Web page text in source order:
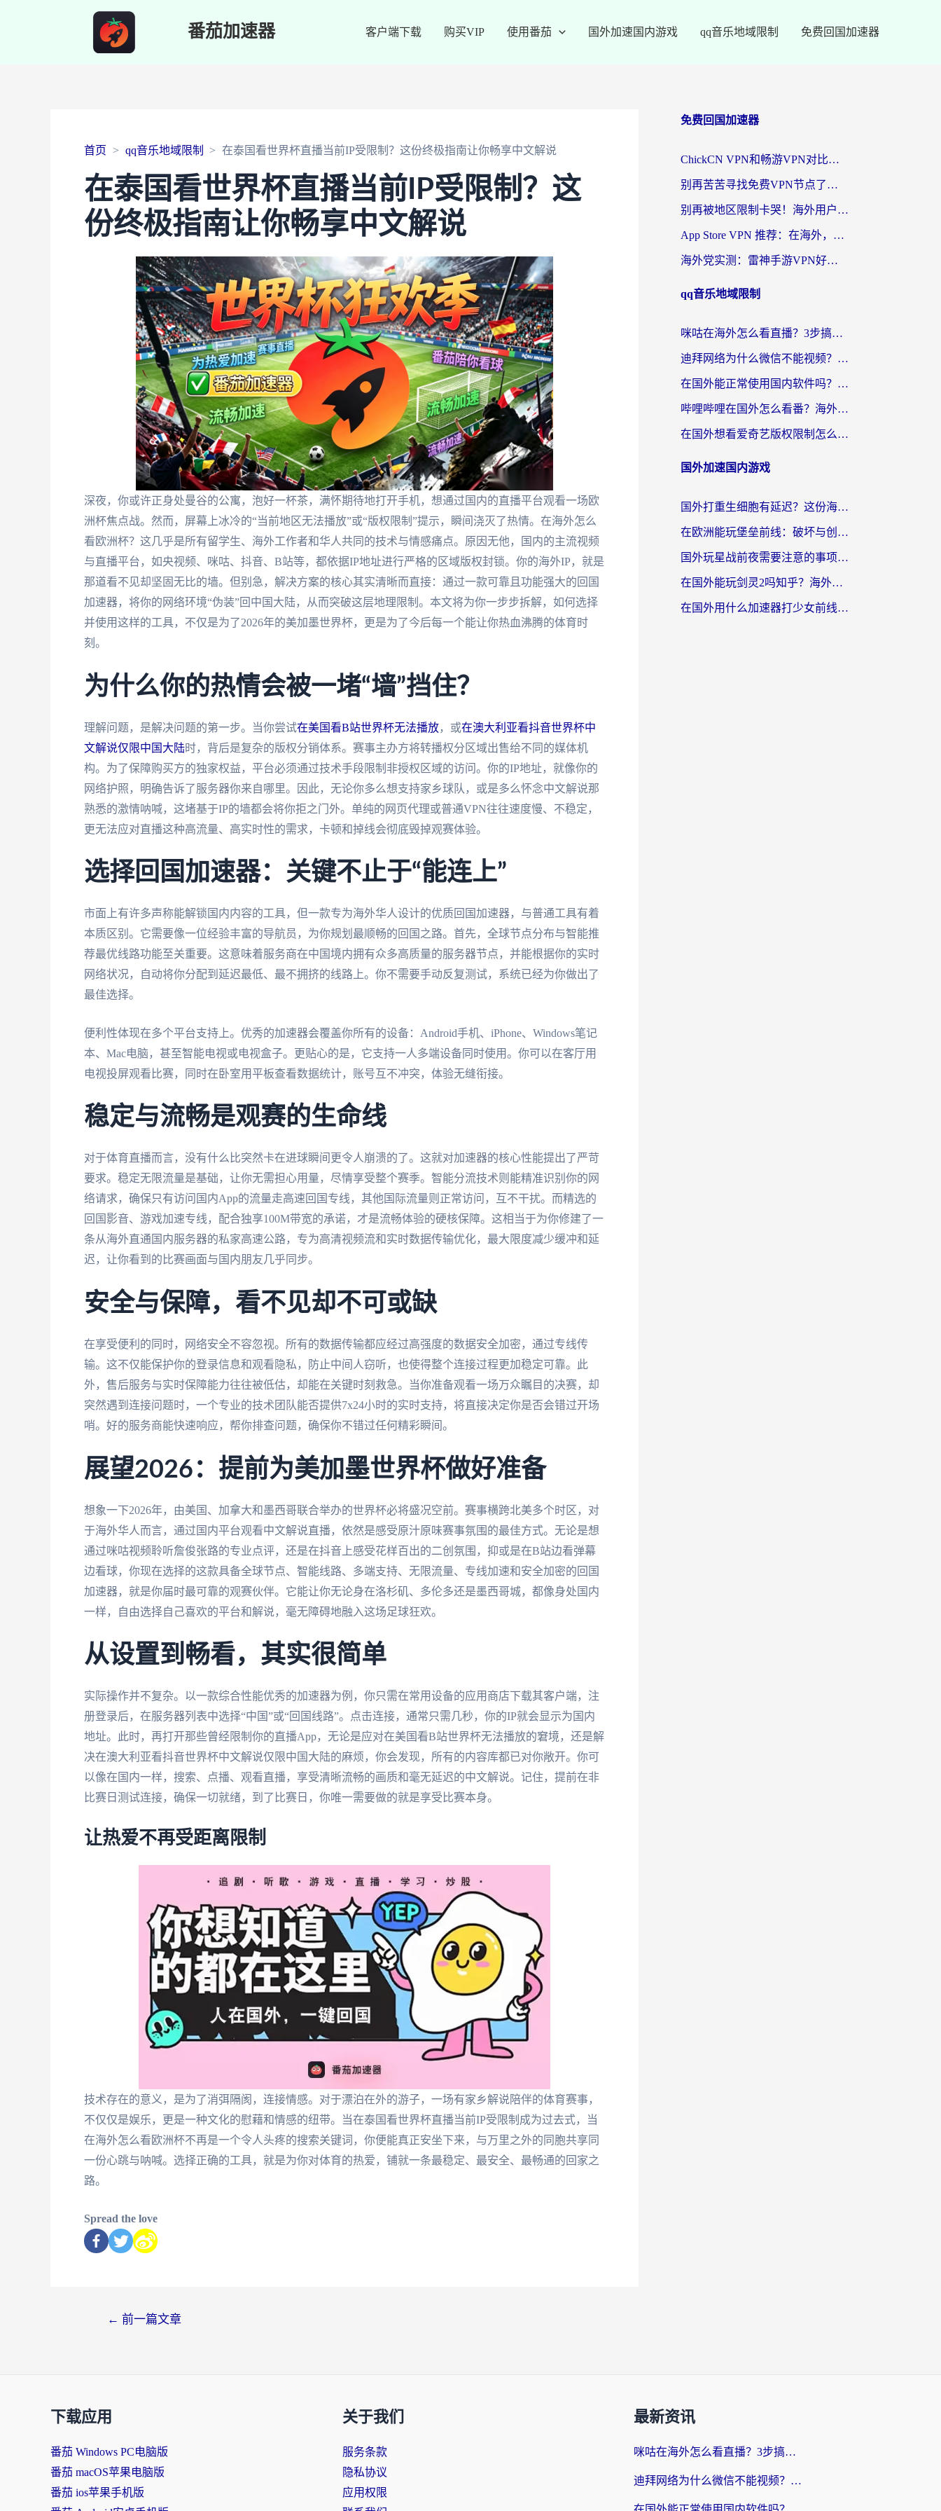
番茄加速器 客户端下载 购买VIP 使用番茄 国外加速国内游戏 qq音乐地域限制 免费回国加速器
首页 qq音乐地域限制 在泰国看世界杯直播当前IP受限制？这份终极指南让你畅享中文解说
在泰国看世界杯直播当前IP受限制？这
份终极指南让你畅享中文解说
深夜，你或许正身处曼谷的公寓，泡好一杯茶，满怀期待地打开手机，想通过国内的直播平台观看一场欧
洲杯焦点战。然而，屏幕上冰冷的“当前地区无法播放”或“版权限制”提示，瞬间浇灭了热情。在海外怎么
看欧洲杯？这几乎是所有留学生、海外工作者和华人共同的技术与情感痛点。原因无他，国内的主流视频
与直播平台，如央视频、咪咕、抖音、B站等，都依据IP地址进行严格的区域版权封锁。你的海外IP，就是
那道看不见却坚固无比的墙。但别急，解决方案的核心其实清晰而直接：通过一款可靠且功能强大的回国
加速器，将你的网络环境“伪装”回中国大陆，从而突破这层地理限制。本文将为你一步步拆解，如何选择
并使用这样的工具，不仅是为了2026年的美加墨世界杯，更是为了今后每一个能让你热血沸腾的体育时
刻。
为什么你的热情会被一堵“墙”挡住？
理解问题，是解决问题的第一步。当你尝试在美国看B站世界杯无法播放，或在澳大利亚看抖音世界杯中
文解说仅限中国大陆时，背后是复杂的版权分销体系。赛事主办方将转播权分区域出售给不同的媒体机
构。为了保障购买方的独家权益，平台必须通过技术手段限制非授权区域的访问。你的IP地址，就像你的
网络护照，明确告诉了服务器你来自哪里。因此，无论你多么想支持家乡球队，或是多么怀念中文解说那
熟悉的激情呐喊，这堵基于IP的墙都会将你拒之门外。单纯的网页代理或普通VPN往往速度慢、不稳定，
更无法应对直播这种高流量、高实时性的需求，卡顿和掉线会彻底毁掉观赛体验。
选择回国加速器：关键不止于“能连上”
市面上有许多声称能解锁国内内容的工具，但一款专为海外华人设计的优质回国加速器，与普通工具有着
本质区别。它需要像一位经验丰富的导航员，为你规划最顺畅的回国之路。首先，全球节点分布与智能推
荐最优线路功能至关重要。这意味着服务商在中国境内拥有众多高质量的服务器节点，并能根据你的实时
网络状况，自动将你分配到延迟最低、最不拥挤的线路上。你不需要手动反复测试，系统已经为你做出了
最佳选择。
便利性体现在多个平台支持上。优秀的加速器会覆盖你所有的设备：Android手机、iPhone、Windows笔记
本、Mac电脑，甚至智能电视或电视盒子。更贴心的是，它支持一人多端设备同时使用。你可以在客厅用
电视投屏观看比赛，同时在卧室用平板查看数据统计，账号互不冲突，体验无缝衔接。
稳定与流畅是观赛的生命线
对于体育直播而言，没有什么比突然卡在进球瞬间更令人崩溃的了。这就对加速器的核心性能提出了严苛
要求。稳定无限流量是基础，让你无需担心用量，尽情享受整个赛季。智能分流技术则能精准识别你的网
络请求，确保只有访问国内App的流量走高速回国专线，其他国际流量则正常访问，互不干扰。而精选的
回国影音、游戏加速专线，配合独享100M带宽的承诺，才是流畅体验的硬核保障。这相当于为你修建了一
条从海外直通国内服务器的私家高速公路，专为高清视频流和实时数据传输优化，最大限度减少缓冲和延
迟，让你看到的比赛画面与国内朋友几乎同步。
安全与保障，看不见却不可或缺
在享受便利的同时，网络安全不容忽视。所有的数据传输都应经过高强度的数据安全加密，通过专线传
输。这不仅能保护你的登录信息和观看隐私，防止中间人窃听，也使得整个连接过程更加稳定可靠。此
外，售后服务与实时保障能力往往被低估，却能在关键时刻救急。当你准备观看一场万众瞩目的决赛，却
突然遇到连接问题时，一个专业的技术团队能否提供7x24小时的实时支持，将直接决定你是否会错过开场
哨。好的服务商能快速响应，帮你排查问题，确保你不错过任何精彩瞬间。
展望2026：提前为美加墨世界杯做好准备
想象一下2026年，由美国、加拿大和墨西哥联合举办的世界杯必将盛况空前。赛事横跨北美多个时区，对
于海外华人而言，通过国内平台观看中文解说直播，依然是感受原汁原味赛事氛围的最佳方式。无论是想
通过咪咕视频聆听詹俊张路的专业点评，还是在抖音上感受花样百出的二创氛围，抑或是在B站边看弹幕
边看球，你现在选择的这款具备全球节点、智能线路、多端支持、无限流量、专线加速和安全加密的回国
加速器，就是你届时最可靠的观赛伙伴。它能让你无论身在洛杉矶、多伦多还是墨西哥城，都像身处国内
一样，自由选择自己喜欢的平台和解说，毫无障碍地融入这场足球狂欢。
从设置到畅看，其实很简单
实际操作并不复杂。以一款综合性能优秀的加速器为例，你只需在常用设备的应用商店下载其客户端，注
册登录后，在服务器列表中选择“中国”或“回国线路”。点击连接，通常只需几秒，你的IP就会显示为国内
地址。此时，再打开那些曾经限制你的直播App，无论是应对在美国看B站世界杯无法播放的窘境，还是解
决在澳大利亚看抖音世界杯中文解说仅限中国大陆的麻烦，你会发现，所有的内容库都已对你敞开。你可
以像在国内一样，搜索、点播、观看直播，享受清晰流畅的画质和毫无延迟的中文解说。记住，提前在非
比赛日测试连接，确保一切就绪，到了比赛日，你唯一需要做的就是享受比赛本身。
让热爱不再受距离限制
技术存在的意义，是为了消弭隔阂，连接情感。对于漂泊在外的游子，一场有家乡解说陪伴的体育赛事，
不仅仅是娱乐，更是一种文化的慰藉和情感的纽带。当在泰国看世界杯直播当前IP受限制成为过去式，当
在海外怎么看欧洲杯不再是一个令人头疼的搜索关键词，你便能真正安坐下来，与万里之外的同胞共享同
一份心跳与呐喊。选择正确的工具，就是为你对体育的热爱，铺就一条最稳定、最安全、最畅通的回家之
路。
Spread the love
← 前一篇文章
免费回国加速器
ChickCN VPN和畅游VPN对比哪个回国效果更好？海外党必看的回国加速器选择指南
别再苦苦寻找免费VPN节点了，这才是海外访问国内资源的正确姿势
别再被地区限制卡哭！海外用户vpn中国下载全攻略，无缝刷剧办公社交
App Store VPN 推荐：在海外，如何找回那扇回家的“任意门”？
海外党实测：雷神手游VPN好用吗？和闪电VPN对比哪个回国效果更好？附小众工具深度测评
qq音乐地域限制
咪咕在海外怎么看直播？3步搞定地域限制，还能畅看腾讯视频与国内热剧
迪拜网络为什么微信不能视频？海外党必看的回国加速全攻略
在国外能正常使用国内软件吗？海外党亲测有效的无缝访问指南
哔哩哔哩在国外怎么看番？海外党追剧看片的终极解决方案
在国外想看爱奇艺版权限制怎么办？海外华人必看的追剧自由指南
国外加速国内游戏
国外打重生细胞有延迟？这份海外畅玩国服游戏加速器终极指南请收好
在欧洲能玩堡垒前线：破坏与创造吗？海外党国服游戏不卡顿的秘密
国外玩星战前夜需要注意的事项：一份来自老玩家的网络生存指南
在国外能玩剑灵2吗知乎？海外党亲测有效的国服游戏加速指南
在国外用什么加速器打少女前线：云图计划不卡？一个老玩家的掏心分享
下载应用
番茄 Windows PC电脑版
番茄 macOS苹果电脑版
番茄 ios苹果手机版
关于我们
服务条款
隐私协议
应用权限
最新资讯
咪咕在海外怎么看直播？3步搞定地域限制，还能畅看腾讯视频与国内热剧
迪拜网络为什么微信不能视频？海外党必看的回国加速全攻略